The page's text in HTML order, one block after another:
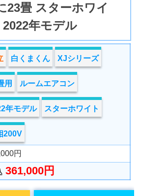
23畳 スターホワイ
2022年モデル
白くまくん XJシリーズ
用 ルームエアコン
年モデル スターホワイト
200V
円
361,000円